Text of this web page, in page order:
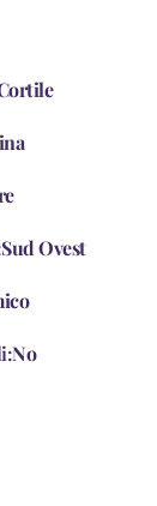
Sud Ovest
No